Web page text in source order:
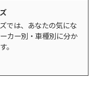
では、あなたの気にな
カー別・車種別に分か
。